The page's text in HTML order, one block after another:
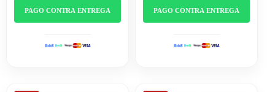
PAGO CONTRA ENTREGA PAGO CONTRA ENTREGA